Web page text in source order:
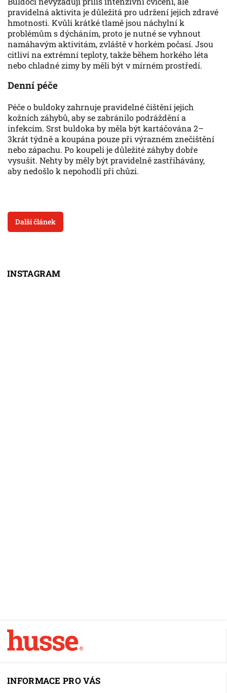
pravidelná aktivita je důležitá pro udržení jejich zdravé
hmotnosti. Kvůli krátké tlamě jsou náchylní k
problémům s dýcháním, proto je nutné se vyhnout
namáhavým aktivitám, zvláště v horkém počasí. Jsou
citliví na extrémní teploty, takže během horkého léta
nebo chladné zimy by měli být v mírném prostředí.
Denní péče
Péče o buldoky zahrnuje pravidelné čištění jejich
kožních záhybů, aby se zabránilo podráždění a
infekcím. Srst buldoka by měla být kartáčována 2–
3krát týdně a koupána pouze při výrazném znečištění
nebo zápachu. Po koupeli je důležité záhyby dobře
vysušit. Nehty by měly být pravidelně zastřihávány,
aby nedošlo k nepohodlí při chůzi.
Další článek
INFORMACE PRO VÁS
INSTAGRAM